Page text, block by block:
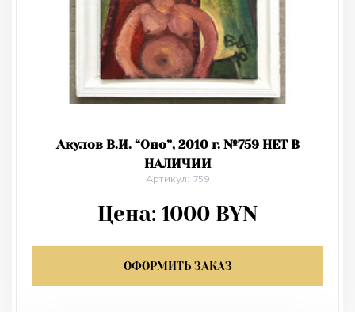
Акулов В.И. “Оно”, 2010 г. №759 НЕТ В
НАЛИЧИИ
Артикул: 759
Цена: 1000 BYN
ОФОРМИТЬ ЗАКАЗ